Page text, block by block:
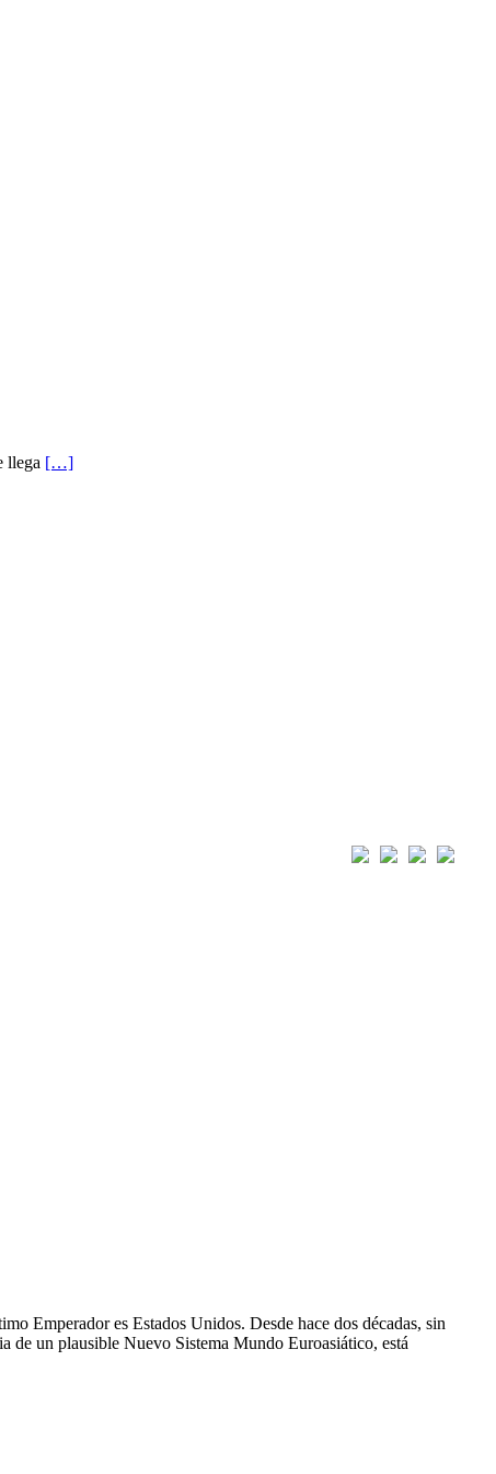
llega […]
Emperador es Estados Unidos. Desde hace dos décadas, sin
de un plausible Nuevo Sistema Mundo Euroasiático, está